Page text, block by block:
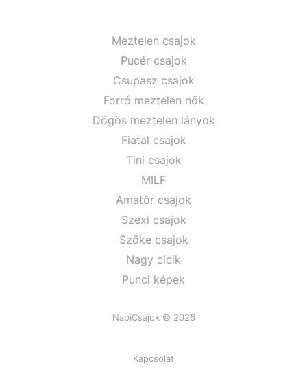
Meztelen csajok
Pucér csajok
Csupasz csajok
Forró meztelen nők
Dögös meztelen lányok
Fiatal csajok
Tini csajok
MILF
Amatőr csajok
Szexi csajok
Szőke csajok
Nagy cicik
Punci képek
NapiCsajok © 2026
Kapcsolat